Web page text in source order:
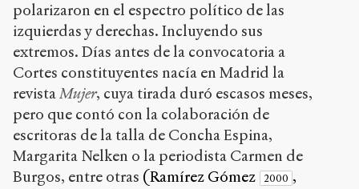
polarizaron en el espectro político de las
izquierdas y derechas. Incluyendo sus
extremos. Días antes de la convocatoria a
Cortes constituyentes nacía en Madrid la
revistaMujer, cuya tirada duró escasos meses,
pero que contó con la colaboración de
escritoras de la talla de Concha Espina,
Margarita Nelken o la periodista Carmen de
Burgos, entre otras (Ramírez Gómez 2000 ,